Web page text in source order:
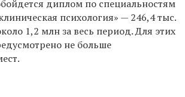
диплом по специальностям
психология» — 246,4 тыс.
1,2 млн за весь период. Для этих
не больше